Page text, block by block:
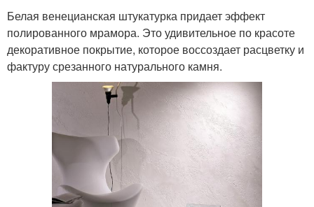
Белая венецианская штукатурка придает эффект
полированного мрамора. Это удивительное по красоте
декоративное покрытие, которое воссоздает расцветку и
фактуру срезанного натурального камня.